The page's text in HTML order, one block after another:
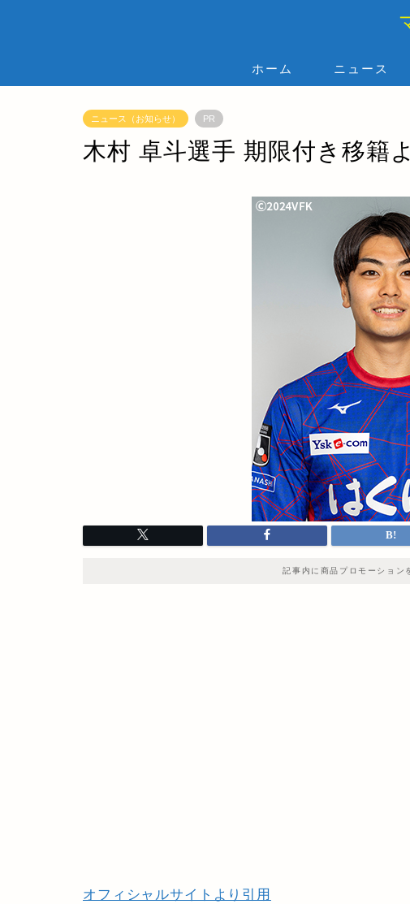
ホーム ニュース
ニュース（お知らせ） PR
木村 卓斗選手 期限付き移籍
記事内に商品プロモーション
オフィシャルサイトより引用